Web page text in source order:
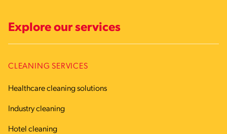
Explore our services
CLEANING SERVICES
Healthcare cleaning solutions
Industry cleaning
Hotel cleaning